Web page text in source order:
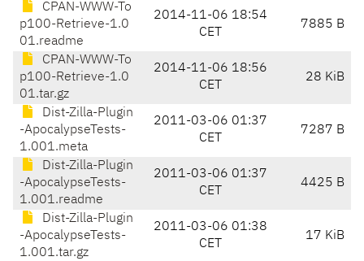
CPAN-WWW-To
p100-Retrieve-1.0
01.readme
2014-11-06 18:54
CET
7885 B
CPAN-WWW-To
p100-Retrieve-1.0
01.tar.gz
2014-11-06 18:56
CET
28 KiB
Dist-Zilla-Plugin
-ApocalypseTests-
1.001.meta
2011-03-06 01:37
CET
7287 B
Dist-Zilla-Plugin
-ApocalypseTests-
1.001.readme
2011-03-06 01:37
CET
4425 B
Dist-Zilla-Plugin
-ApocalypseTests-
1.001.tar.gz
2011-03-06 01:38
CET
17 KiB